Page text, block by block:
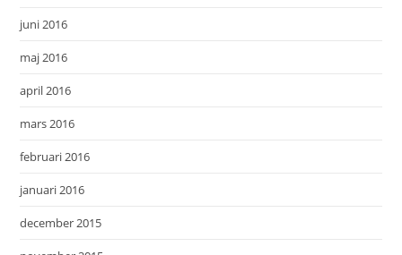
juni 2016
maj 2016
april 2016
mars 2016
februari 2016
januari 2016
december 2015